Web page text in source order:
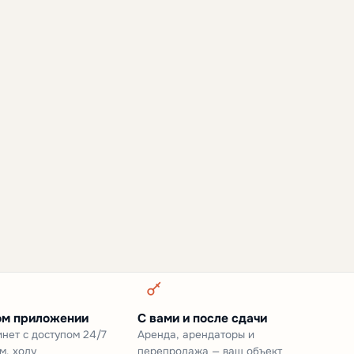
приложении
с доступом 24/7
С вами и после сдачи
Аренда, арендаторы и